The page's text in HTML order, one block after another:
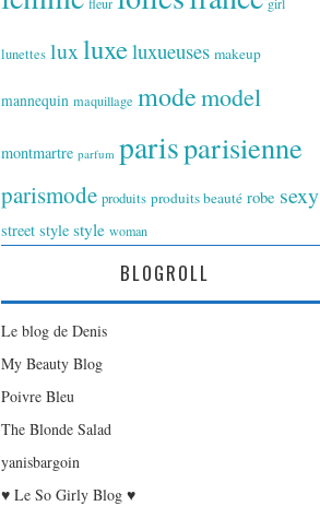
lunettes luxluxeluxueuses makeup
mannequin maquillage modemodel
montmartre parfum parisparisienne
parismode produits produits beauté robe sexy
street style style woman
BLOGROLL
Le blog de Denis
My Beauty Blog
Poivre Bleu
The Blonde Salad
yanisbargoin
♥ Le So Girly Blog ♥